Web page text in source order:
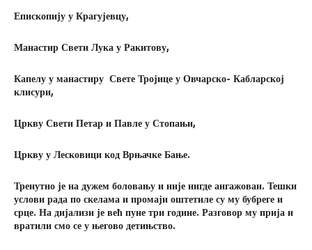
Епископију у Крагујевцу,
Манастир Свети Лука у Ракитову,
Капелу у манастиру Свете Тројице у Овчарско- Кабларској
клисури,
Цркву Свети Петар и Павле у Стопањи,
Цркву у Лесковици код Врњачке Бање.
Тренутно је на дужем боловању и није нигде ангажован. Тешки
услови рада по скелама и промаји оштетиле су му бубреге и
срце. На дијализи је већ пуне три године. Разговор му прија и
вратили смо се у његово детињство.